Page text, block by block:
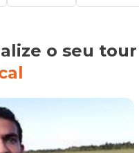
o seu